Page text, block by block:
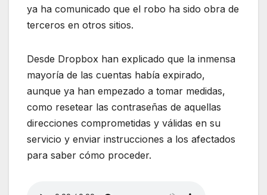
ya ha comunicado que el robo ha sido obra de
terceros en otros sitios.
Desde Dropbox han explicado que la inmensa
mayoría de las cuentas había expirado,
aunque ya han empezado a tomar medidas,
como resetear las contraseñas de aquellas
direcciones comprometidas y válidas en su
servicio y enviar instrucciones a los afectados
para saber cómo proceder.